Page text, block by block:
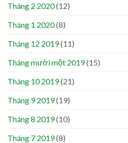
Tháng 2 2020(12)
Tháng 1 2020(8)
Tháng 12 2019(11)
Tháng mười một 2019(15)
Tháng 10 2019(21)
Tháng 9 2019(19)
Tháng 8 2019(10)
Tháng 7 2019(8)